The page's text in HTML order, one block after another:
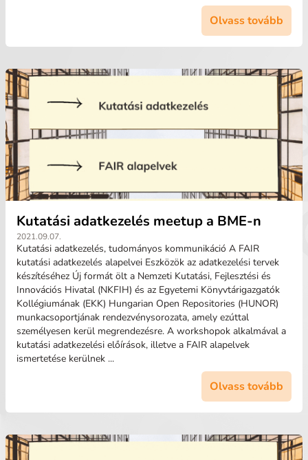
Olvass tovább
Kutatási adatkezelés meetup a BME-n
2021.09.07.
Kutatási adatkezelés, tudományos kommunikáció A FAIR
kutatási adatkezelés alapelvei Eszközök az adatkezelési tervek
készítéséhez Új formát ölt a Nemzeti Kutatási, Fejlesztési és
Innovációs Hivatal (NKFIH) és az Egyetemi Könyvtárigazgatók
Kollégiumának (EKK) Hungarian Open Repositories (HUNOR)
munkacsoportjának rendezvénysorozata, amely ezúttal
személyesen kerül megrendezésre. A workshopok alkalmával a
kutatási adatkezelési előírások, illetve a FAIR alapelvek
ismertetése kerülnek ...
Olvass tovább